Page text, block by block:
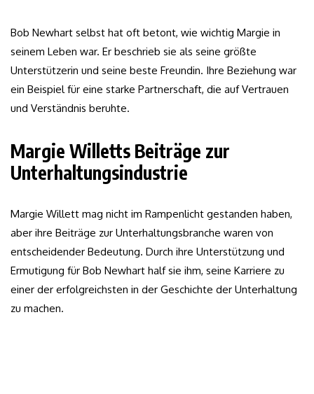
Bob Newhart selbst hat oft betont, wie wichtig Margie in
seinem Leben war. Er beschrieb sie als seine größte
Unterstützerin und seine beste Freundin. Ihre Beziehung war
ein Beispiel für eine starke Partnerschaft, die auf Vertrauen
und Verständnis beruhte.
Margie Willetts Beiträge zur
Unterhaltungsindustrie
Margie Willett mag nicht im Rampenlicht gestanden haben,
aber ihre Beiträge zur Unterhaltungsbranche waren von
entscheidender Bedeutung. Durch ihre Unterstützung und
Ermutigung für Bob Newhart half sie ihm, seine Karriere zu
einer der erfolgreichsten in der Geschichte der Unterhaltung
zu machen.